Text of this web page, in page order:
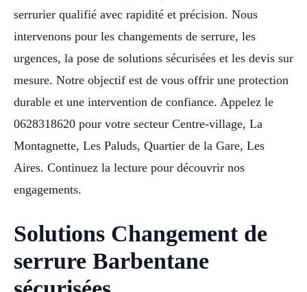
serrurier qualifié avec rapidité et précision. Nous
intervenons pour les changements de serrure, les
urgences, la pose de solutions sécurisées et les devis sur
mesure. Notre objectif est de vous offrir une protection
durable et une intervention de confiance. Appelez le
0628318620 pour votre secteur Centre-village, La
Montagnette, Les Paluds, Quartier de la Gare, Les
Aires. Continuez la lecture pour découvrir nos
engagements.
Solutions Changement de
serrure Barbentane